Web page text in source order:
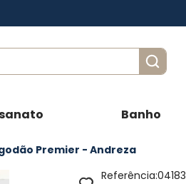
Banho
Premier - Andreza
Referência:04183